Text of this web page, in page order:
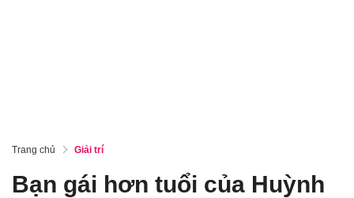
Trang chủ Giải trí
Bạn gái hơn tuổi của Huỳnh